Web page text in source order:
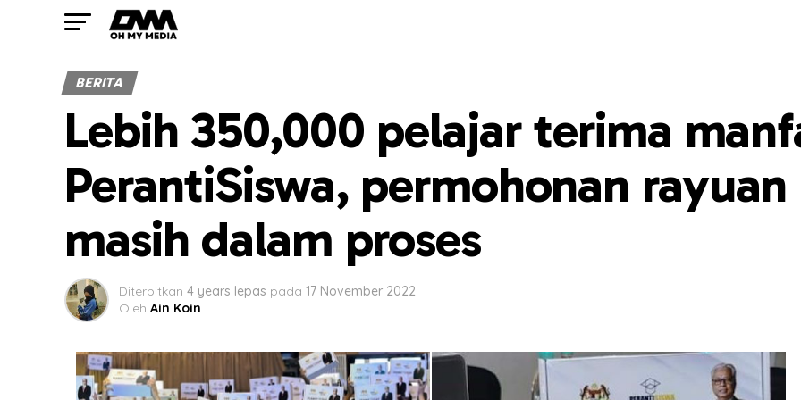
BERITA
Lebih 350,000 pelajar terima
PerantiSiswa, permohonan rayuan
masih dalam proses
Diterbitkan 4 years lepas pada 17 November 2022
Oleh Ain Koin